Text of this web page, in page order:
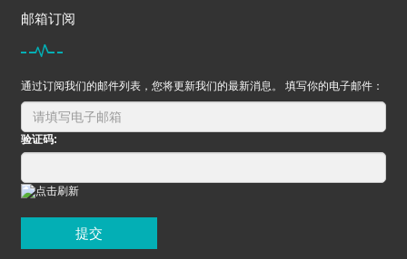
邮箱订阅
通过订阅我们的邮件列表，您将更新我们的最新消息。 填写你的电子邮件：
验证码:
提交